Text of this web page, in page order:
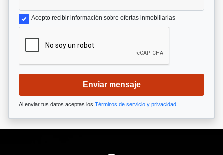
Acepto recibir información sobre ofertas inmobiliarias
Enviar mensaje
Al enviar tus datos aceptas los Términos de servicio y privacidad